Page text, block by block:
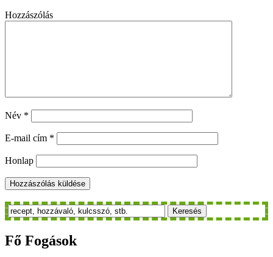
Hozzászólás
Név *
E-mail cím *
Honlap
Keresés
Fő Fogások